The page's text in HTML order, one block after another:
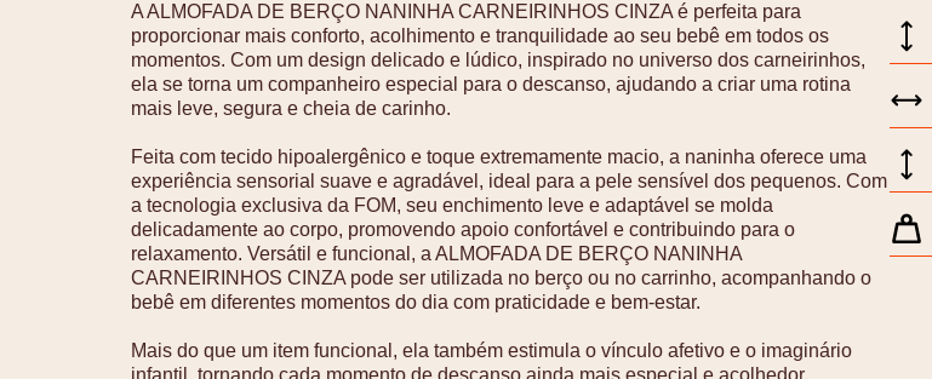
A ALMOFADA DE BERÇO NANINHA CARNEIRINHOS CINZA é perfeita para
proporcionar mais conforto, acolhimento e tranquilidade ao seu bebê em todos os
momentos. Com um design delicado e lúdico, inspirado no universo dos carneirinhos,
ela se torna um companheiro especial para o descanso, ajudando a criar uma rotina
mais leve, segura e cheia de carinho.
Feita com tecido hipoalergênico e toque extremamente macio, a naninha oferece uma
experiência sensorial suave e agradável, ideal para a pele sensível dos pequenos. Com
a tecnologia exclusiva da FOM, seu enchimento leve e adaptável se molda
delicadamente ao corpo, promovendo apoio confortável e contribuindo para o
relaxamento. Versátil e funcional, a ALMOFADA DE BERÇO NANINHA
CARNEIRINHOS CINZA pode ser utilizada no berço ou no carrinho, acompanhando o
bebê em diferentes momentos do dia com praticidade e bem-estar.
Mais do que um item funcional, ela também estimula o vínculo afetivo e o imaginário
infantil, tornando cada momento de descanso ainda mais especial e acolhedor.